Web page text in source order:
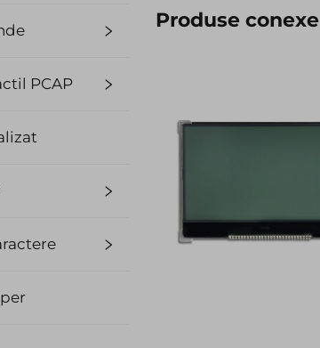
PCAP
Produse conexe